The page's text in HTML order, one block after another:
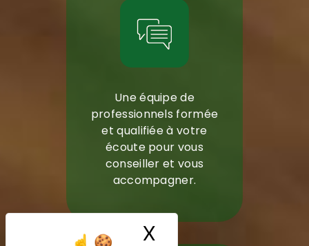
X
Une équipe de
professionnels formée
et qualifiée à votre
écoute pour vous
conseiller et vous
accompagner.